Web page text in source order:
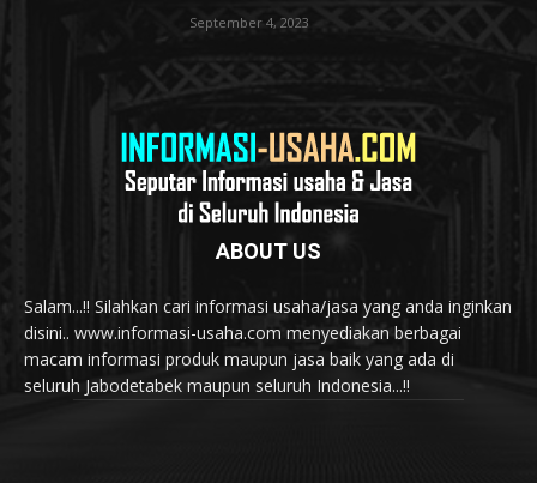
September 4, 2023
ABOUT US
Salam...!! Silahkan cari informasi usaha/jasa yang anda inginkan
disini.. www.informasi-usaha.com menyediakan berbagai
macam informasi produk maupun jasa baik yang ada di
seluruh Jabodetabek maupun seluruh Indonesia...!!